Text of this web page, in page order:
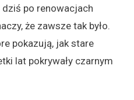
dziś po renowacjach
że zawsze tak było.
pokazują, jak stare
lat pokrywały czarnym